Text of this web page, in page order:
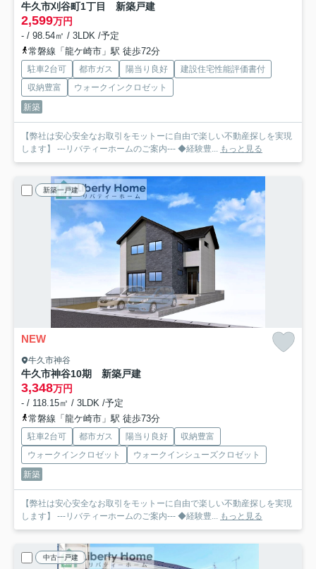
牛久市刈谷町1丁目 新築戸建
2,599万円
- / 98.54㎡ / 3LDK /予定
常磐線「龍ケ崎市」駅 徒歩72分
駐車2台可 都市ガス 陽当り良好
建設住宅性能評価書付
収納豊富
ウォークインクロゼット
新築
【弊社は安心安全なお取引をモットーに自由で楽しい不動産探しを実現
します】 ---リバティーホームのご案内--- ◆経験豊... もっと見る
新築一戸建
NEW
牛久市神谷
牛久市神谷10期 新築戸建
3,348万円
- / 118.15㎡ / 3LDK /予定
常磐線「龍ケ崎市」駅 徒歩73分
駐車2台可 都市ガス 陽当り良好
収納豊富
ウォークインクロゼット
ウォークインシューズクロゼット
新築
【弊社は安心安全なお取引をモットーに自由で楽しい不動産探しを実現
します】 ---リバティーホームのご案内--- ◆経験豊... もっと見る
中古一戸建